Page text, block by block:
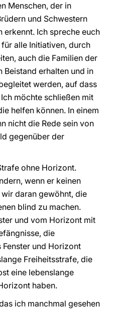
Menschen, der in
und Schwestern
erkennt. Ich spreche euch
alle Initiativen, durch
auch die Familien der
erhalten und in
werden, auf dass
möchte schließen mit
helfen können. In einem
nicht die Rede sein von
gegenüber der
ohne Horizont.
wenn er keinen
daran gewöhnt, die
blind zu machen.
und vom Horizont mit
die
und Horizont
Freiheitsstrafe, die
eine lebenslange
haben.
ich manchmal gesehen